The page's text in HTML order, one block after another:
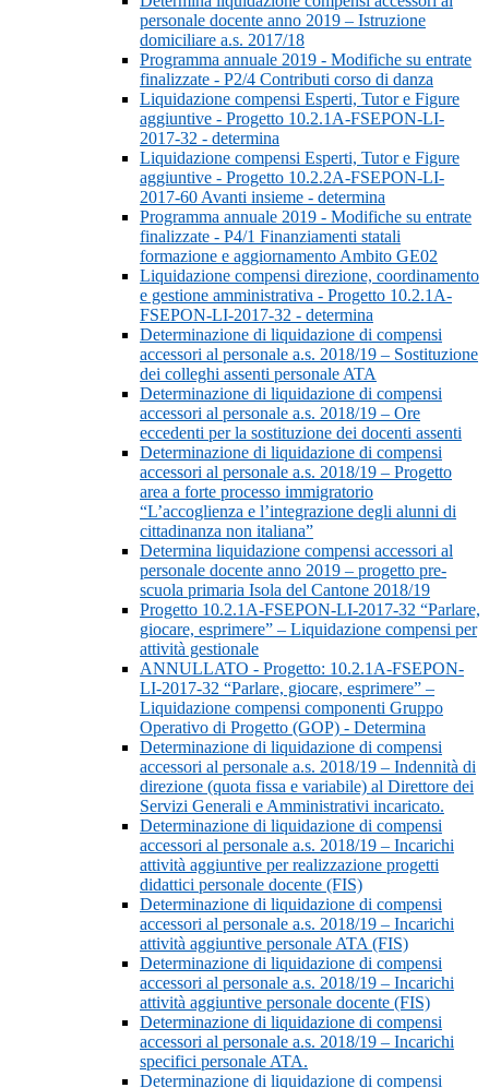
personale docente anno 2019 – Istruzione
domiciliare a.s. 2017/18
Programma annuale 2019 - Modifiche su entrate
finalizzate - P2/4 Contributi corso di danza
Liquidazione compensi Esperti, Tutor e Figure
aggiuntive - Progetto 10.2.1A-FSEPON-LI-
2017-32 - determina
Liquidazione compensi Esperti, Tutor e Figure
aggiuntive - Progetto 10.2.2A-FSEPON-LI-
2017-60 Avanti insieme - determina
Programma annuale 2019 - Modifiche su entrate
finalizzate - P4/1 Finanziamenti statali
formazione e aggiornamento Ambito GE02
Liquidazione compensi direzione, coordinamento
e gestione amministrativa - Progetto 10.2.1A-
FSEPON-LI-2017-32 - determina
Determinazione di liquidazione di compensi
accessori al personale a.s. 2018/19 – Sostituzione
dei colleghi assenti personale ATA
Determinazione di liquidazione di compensi
accessori al personale a.s. 2018/19 – Ore
eccedenti per la sostituzione dei docenti assenti
Determinazione di liquidazione di compensi
accessori al personale a.s. 2018/19 – Progetto
area a forte processo immigratorio
“L’accoglienza e l’integrazione degli alunni di
cittadinanza non italiana”
Determina liquidazione compensi accessori al
personale docente anno 2019 – progetto pre-
scuola primaria Isola del Cantone 2018/19
Progetto 10.2.1A-FSEPON-LI-2017-32 “Parlare,
giocare, esprimere” – Liquidazione compensi per
attività gestionale
ANNULLATO - Progetto: 10.2.1A-FSEPON-
LI-2017-32 “Parlare, giocare, esprimere” –
Liquidazione compensi componenti Gruppo
Operativo di Progetto (GOP) - Determina
Determinazione di liquidazione di compensi
accessori al personale a.s. 2018/19 – Indennità di
direzione (quota fissa e variabile) al Direttore dei
Servizi Generali e Amministrativi incaricato.
Determinazione di liquidazione di compensi
accessori al personale a.s. 2018/19 – Incarichi
attività aggiuntive per realizzazione progetti
didattici personale docente (FIS)
Determinazione di liquidazione di compensi
accessori al personale a.s. 2018/19 – Incarichi
attività aggiuntive personale ATA (FIS)
Determinazione di liquidazione di compensi
accessori al personale a.s. 2018/19 – Incarichi
attività aggiuntive personale docente (FIS)
Determinazione di liquidazione di compensi
accessori al personale a.s. 2018/19 – Incarichi
specifici personale ATA.
Determinazione di liquidazione di compensi